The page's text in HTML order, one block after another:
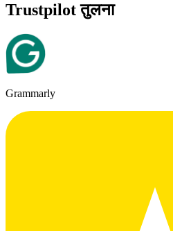
Trustpilot तुलना
Grammarly